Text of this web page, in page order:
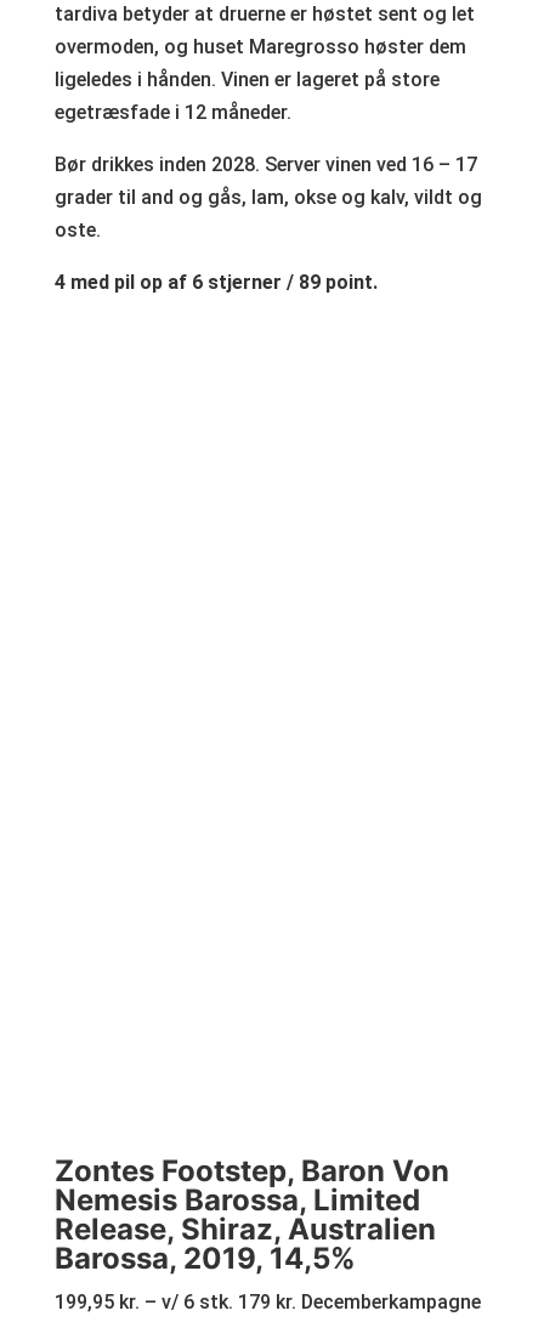
tardiva betyder at druerne er høstet sent og let
overmoden, og huset Maregrosso høster dem
ligeledes i hånden. Vinen er lageret på store
egetræsfade i 12 måneder.
Bør drikkes inden 2028. Server vinen ved 16 – 17
grader til and og gås, lam, okse og kalv, vildt og
oste.
4 med pil op af 6 stjerner / 89 point.
Zontes Footstep, Baron Von
Nemesis Barossa, Limited
Release, Shiraz, Australien
Barossa, 2019, 14,5%
199,95 kr. – v/ 6 stk. 179 kr. Decemberkampagne